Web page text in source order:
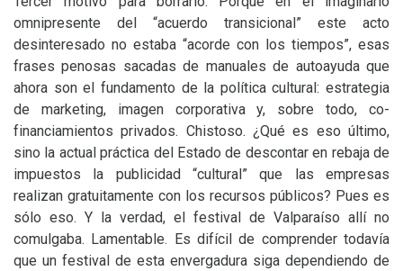
omnipresente del “acuerdo transicional” este acto
desinteresado no estaba “acorde con los tiempos”, esas
frases penosas sacadas de manuales de autoayuda que
ahora son el fundamento de la política cultural: estrategia
de marketing, imagen corporativa y, sobre todo, co-
financiamientos privados. Chistoso. ¿Qué es eso último,
sino la actual práctica del Estado de descontar en rebaja de
impuestos la publicidad “cultural” que las empresas
realizan gratuitamente con los recursos públicos? Pues es
sólo eso. Y la verdad, el festival de Valparaíso allí no
comulgaba. Lamentable. Es difícil de comprender todavía
que un festival de esta envergadura siga dependiendo de